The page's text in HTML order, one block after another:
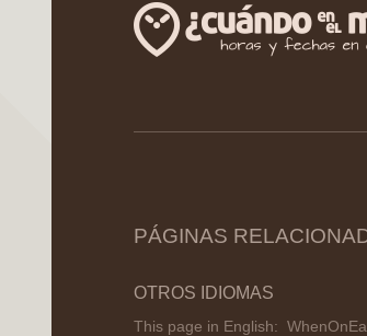
PÁGINAS
OTROS IDIOMAS
This page in English: